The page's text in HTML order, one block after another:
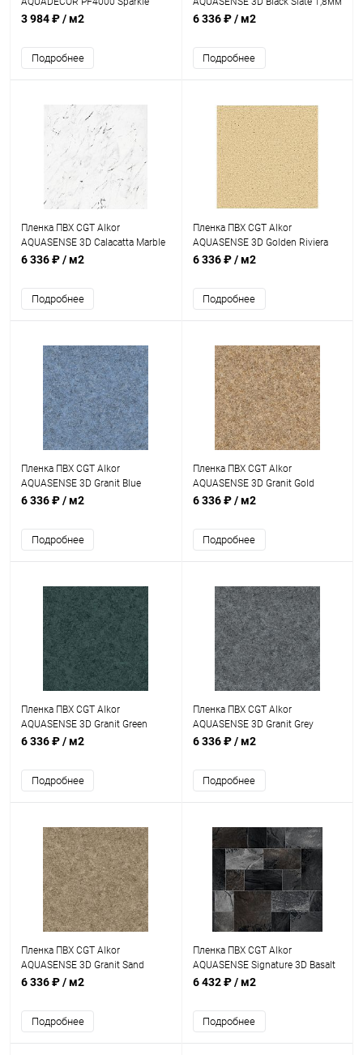
1,5мм 25х1,65м (41076300)
3 984 ₽/ м2
Подробнее
25х1,65м (41172100)
6 336 ₽/ м2
Подробнее
Пленка ПВХ CGT Alkor
AQUASENSE 3D Calacatta Marble
1,8мм 25х1,65м (41172800)
6 336 ₽/ м2
Подробнее
Пленка ПВХ CGT Alkor
AQUASENSE 3D Golden Riviera
1,8мм 25х1,65м (41172000)
6 336 ₽/ м2
Подробнее
Пленка ПВХ CGT Alkor
AQUASENSE 3D Granit Blue
1,8мм 25х1,65м (41172500)
6 336 ₽/ м2
Подробнее
Пленка ПВХ CGT Alkor
AQUASENSE 3D Granit Gold
1,8мм 25х1,65м (41174600)
6 336 ₽/ м2
Подробнее
Пленка ПВХ CGT Alkor
AQUASENSE 3D Granit Green
1,8мм 25х1,65м (41174500)
6 336 ₽/ м2
Подробнее
Пленка ПВХ CGT Alkor
AQUASENSE 3D Granit Grey
1,8мм 25х1,65м (41172300)
6 336 ₽/ м2
Подробнее
Пленка ПВХ CGT Alkor
AQUASENSE 3D Granit Sand
1,8мм 25х1,65м (41173800)
6 336 ₽/ м2
Подробнее
Пленка ПВХ CGT Alkor
AQUASENSE Signature 3D Basalt
Brown 1,8мм 25х1,65м
6 432 ₽/ м2
Подробнее